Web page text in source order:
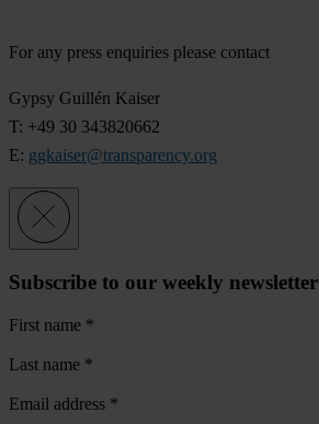
For any press enquiries please contact
Gypsy Guillén Kaiser
T: +49 30 343820662
E: ggkaiser@transparency.org
Subscribe to our weekly newsletter
First name *
Last name *
Email address *